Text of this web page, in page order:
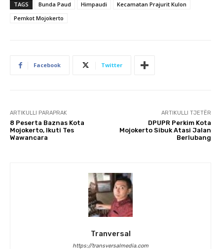
TAGS Bunda Paud Himpaudi
Kecamatan Prajurit Kulon
Pemkot Mojokerto
Facebook Twitter
ARTIKULLI PARAPRAK
8 Peserta Baznas Kota
Mojokerto, Ikuti Tes
Wawancara
ARTIKULLI TJETËR
DPUPR Perkim Kota
Mojokerto Sibuk Atasi Jalan
Berlubang
Tranversal
https://transversalmedia.com